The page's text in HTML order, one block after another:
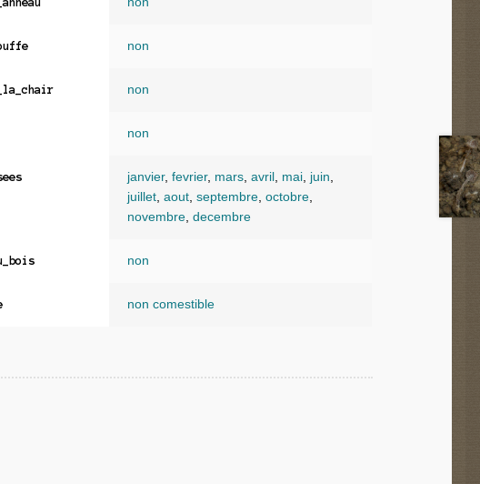
non
non
non
janvier, fevrier, mars, avril, mai, juin
juillet, aout, septembre, octobre,
novembre, decembre
non
non comestible